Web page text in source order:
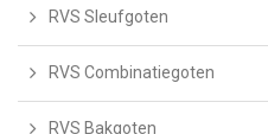
RVS Sleufgoten
RVS Combinatiegoten
RVS Bakgoten